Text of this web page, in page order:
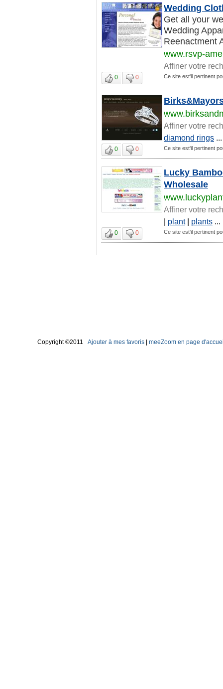
Wedding
Get all your
Wedding
Reenactment
www.rsvp-
Affiner votre
0 0 Ce site est'il pertinent
Affiner votre
diamond rings ...
0 0 Ce site est'il pertinent
Lucky
Wholesale
Affiner votre
| plant| plants ...
0 0 Ce site est'il pertinent
Copyright ©2011 Ajouter à mes favoris meeZoom en page